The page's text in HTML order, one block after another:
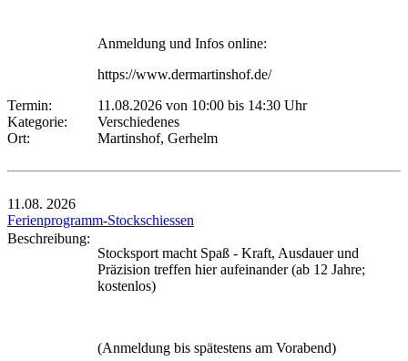
Anmeldung und Infos online:
https://www.dermartinshof.de/
Termin:
11.08.2026 von 10:00 bis 14:30 Uhr
Kategorie:
Verschiedenes
Ort:
Martinshof, Gerhelm
11.08. 2026
Ferienprogramm-Stockschiessen
Beschreibung:
Stocksport macht Spaß - Kraft, Ausdauer und
Präzision treffen hier aufeinander (ab 12 Jahre;
kostenlos)
(Anmeldung bis spätestens am Vorabend)